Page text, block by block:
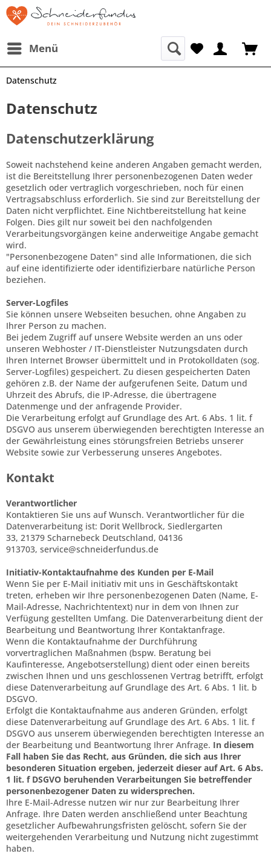
Menü
Datenschutz
Datenschutz
Datenschutzerklärung
Soweit nachstehend keine anderen Angaben gemacht werden,
ist die Bereitstellung Ihrer personenbezogenen Daten weder
gesetzlich oder vertraglich vorgeschrieben, noch für einen
Vertragsabschluss erforderlich. Sie sind zur Bereitstellung der
Daten nicht verpflichtet. Eine Nichtbereitstellung hat keine
Folgen. Dies gilt nur soweit bei den nachfolgenden
Verarbeitungsvorgängen keine anderweitige Angabe gemacht
wird.
"Personenbezogene Daten" sind alle Informationen, die sich
auf eine identifizierte oder identifizierbare natürliche Person
beziehen.
Server-Logfiles
Sie können unsere Webseiten besuchen, ohne Angaben zu
Ihrer Person zu machen.
Bei jedem Zugriff auf unsere Website werden an uns oder
unseren Webhoster / IT-Dienstleister Nutzungsdaten durch
Ihren Internet Browser übermittelt und in Protokolldaten (sog.
Server-Logfiles) gespeichert. Zu diesen gespeicherten Daten
gehören z.B. der Name der aufgerufenen Seite, Datum und
Uhrzeit des Abrufs, die IP-Adresse, die übertragene
Datenmenge und der anfragende Provider.
Die Verarbeitung erfolgt auf Grundlage des Art. 6 Abs. 1 lit. f
DSGVO aus unserem überwiegenden berechtigten Interesse an
der Gewährleistung eines störungsfreien Betriebs unserer
Website sowie zur Verbesserung unseres Angebotes.
Kontakt
Verantwortlicher
Kontaktieren Sie uns auf Wunsch. Verantwortlicher für die
Datenverarbeitung ist: Dorit Wellbrock, Siedlergarten
33, 21379 Scharnebeck Deutschland, 04136
913703, service@schneiderfundus.de
Initiativ-Kontaktaufnahme des Kunden per E-Mail
Wenn Sie per E-Mail initiativ mit uns in Geschäftskontakt
treten, erheben wir Ihre personenbezogenen Daten (Name, E-
Mail-Adresse, Nachrichtentext) nur in dem von Ihnen zur
Verfügung gestellten Umfang. Die Datenverarbeitung dient der
Bearbeitung und Beantwortung Ihrer Kontaktanfrage.
Wenn die Kontaktaufnahme der Durchführung
vorvertraglichen Maßnahmen (bspw. Beratung bei
Kaufinteresse, Angebotserstellung) dient oder einen bereits
zwischen Ihnen und uns geschlossenen Vertrag betrifft, erfolgt
diese Datenverarbeitung auf Grundlage des Art. 6 Abs. 1 lit. b
DSGVO.
Erfolgt die Kontaktaufnahme aus anderen Gründen, erfolgt
diese Datenverarbeitung auf Grundlage des Art. 6 Abs. 1 lit. f
DSGVO aus unserem überwiegenden berechtigten Interesse an
der Bearbeitung und Beantwortung Ihrer Anfrage. In diesem
Fall haben Sie das Recht, aus Gründen, die sich aus Ihrer
besonderen Situation ergeben, jederzeit dieser auf Art. 6 Abs.
1 lit. f DSGVO beruhenden Verarbeitungen Sie betreffender
personenbezogener Daten zu widersprechen.
Ihre E-Mail-Adresse nutzen wir nur zur Bearbeitung Ihrer
Anfrage. Ihre Daten werden anschließend unter Beachtung
gesetzlicher Aufbewahrungsfristen gelöscht, sofern Sie der
weitergehenden Verarbeitung und Nutzung nicht zugestimmt
haben.